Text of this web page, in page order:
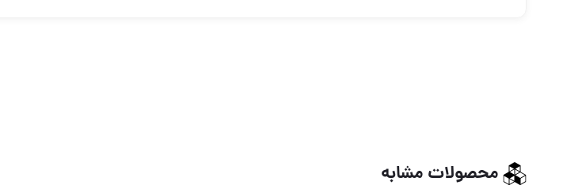
محصولات مشابه